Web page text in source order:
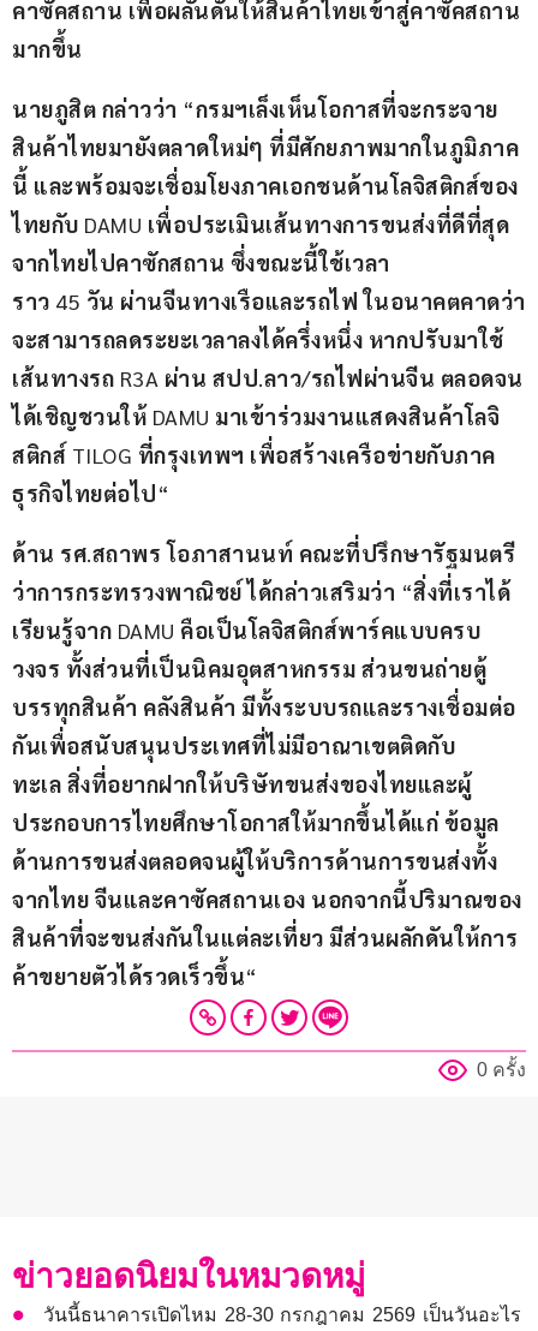
คาซัคสถาน เพื่อผลันดันให้สินค้าไทยเข้าสู่คาซัคสถาน
มากขึ้น
นายภูสิต กล่าวว่า “กรมฯเล็งเห็นโอกาสที่จะกระจาย
สินค้าไทยมายังตลาดใหม่ๆ ที่มีศักยภาพมากในภูมิภาค
นี้ และพร้อมจะเชื่อมโยงภาคเอกชนด้านโลจิสติกส์ของ
ไทยกับ DAMU เพื่อประเมินเส้นทางการขนส่งที่ดีที่สุด
จากไทยไปคาซักสถาน ซึ่งขณะนี้ใช้เวลา
ราว 45 วัน ผ่านจีนทางเรือและรถไฟ ในอนาคตคาดว่า
จะสามารถลดระยะเวลาลงได้ครึ่งหนึ่ง หากปรับมาใช้
เส้นทางรถ R3A ผ่าน สปป.ลาว/รถไฟผ่านจีน ตลอดจน
ได้เชิญชวนให้ DAMU มาเข้าร่วมงานแสดงสินค้าโลจิ
สติกส์ TILOG ที่กรุงเทพฯ เพื่อสร้างเครือข่ายกับภาค
ธุรกิจไทยต่อไป“
ด้าน รศ.สถาพร โอภาสานนท์ คณะที่ปรึกษารัฐมนตรี
ว่าการกระทรวงพาณิชย์ ได้กล่าวเสริมว่า “สิ่งที่เราได้
เรียนรู้จาก DAMU คือเป็นโลจิสติกส์พาร์คแบบครบ
วงจร ทั้งส่วนที่เป็นนิคมอุตสาหกรรม ส่วนขนถ่ายตู้
บรรทุกสินค้า คลังสินค้า มีทั้งระบบรถและรางเชื่อมต่อ
กันเพื่อสนับสนุนประเทศที่ไม่มีอาณาเขตติดกับ
ทะเล สิ่งที่อยากฝากให้บริษัทขนส่งของไทยและผู้
ประกอบการไทยศึกษาโอกาสให้มากขึ้นได้แก่ ข้อมูล
ด้านการขนส่งตลอดจนผู้ให้บริการด้านการขนส่งทั้ง
จากไทย จีนและคาซัคสถานเอง นอกจากนี้ปริมาณของ
สินค้าที่จะขนส่งกันในแต่ละเที่ยว มีส่วนผลักดันให้การ
ค้าขยายตัวได้รวดเร็วขึ้น“
0 ครั้ง
ข่าวยอดนิยมในหมวดหมู่
วันนี้ธนาคารเปิดไหม 28-30 กรกฎาคม 2569 เป็นวันอะไร